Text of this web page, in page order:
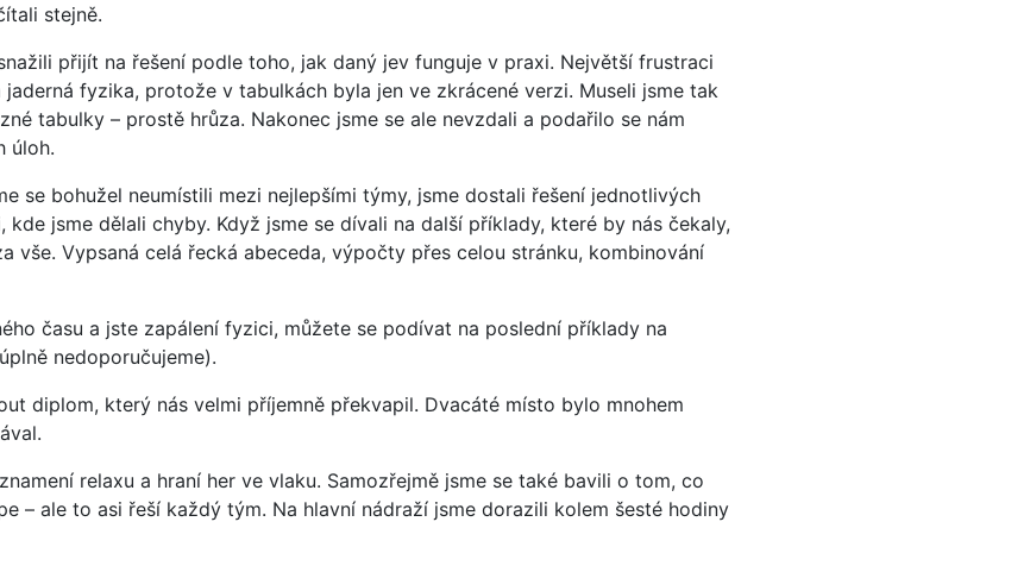
stejně.
přijít na řešení podle toho, jak daný jev funguje v praxi. Největší frustraci
fyzika, protože v tabulkách byla jen ve zkrácené verzi. Museli jsme tak
tabulky – prostě hrůza. Nakonec jsme se ale nevzdali a podařilo se nám
úloh.
se bohužel neumístili mezi nejlepšími týmy, jsme dostali řešení jednotlivých
kde jsme dělali chyby. Když jsme se dívali na další příklady, které by nás čekaly,
vše. Vypsaná celá řecká abeceda, výpočty přes celou stránku, kombinování
času a jste zapálení fyzici, můžete se podívat na poslední příklady na
nedoporučujeme).
diplom, který nás velmi příjemně překvapil. Dvacáté místo bylo mnohem
relaxu a hraní her ve vlaku. Samozřejmě jsme se také bavili o tom, co
– ale to asi řeší každý tým. Na hlavní nádraží jsme dorazili kolem šesté hodiny